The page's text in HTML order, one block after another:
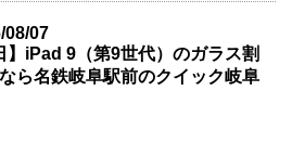
08/07
】iPad 9（第9世代）のガラス割
ら名鉄岐阜駅前のクイック岐阜